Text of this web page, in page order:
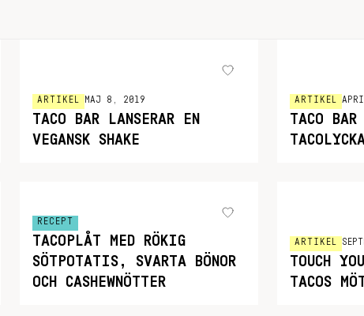
ARTIKEL MAJ 8, 2019
TACO BAR LANSERAR EN
VEGANSK SHAKE
ARTIKEL
TACO
RECEPT
TACOPLÅT MED RÖKIG
SÖTPOTATIS, SVARTA BÖNOR
OCH CASHEWNÖTTER
ARTIKEL
TOUCH
TACOS